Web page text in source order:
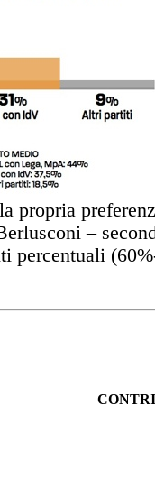
propria
–
percentuali